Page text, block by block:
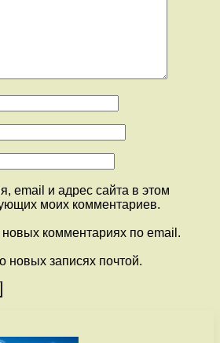
email и адрес сайта в этом
моих комментариев.
комментариях по email.
новых записях почтой.